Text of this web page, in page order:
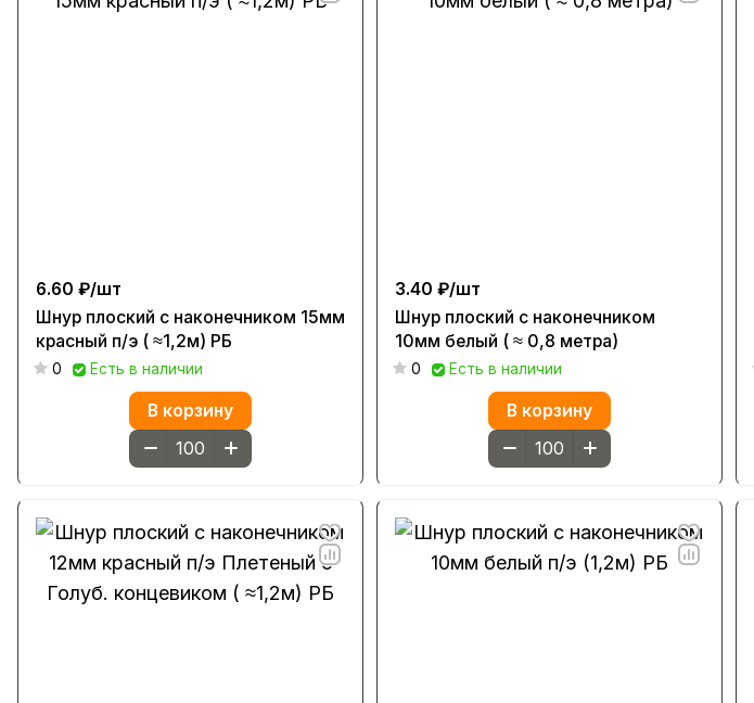
6.60 ₽/шт
Шнур плоский с наконечником 15мм
красный п/э ( ≈1,2м) РБ
0 Есть в наличии
В корзину
3.40 ₽/шт
Шнур плоский с наконечником
10мм белый ( ≈ 0,8 метра)
0 Есть в наличии
В корзину